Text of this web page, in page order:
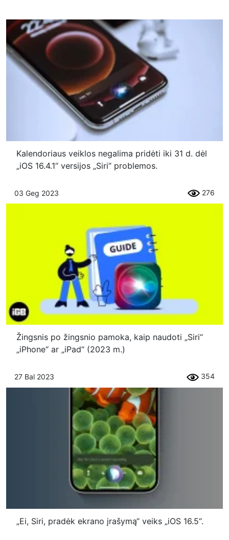
Kalendoriaus veiklos negalima pridėti iki 31 d. dėl
„iOS 16.4.1“ versijos „Siri“ problemos.
03 Geg 2023 276
Žingsnis po žingsnio pamoka, kaip naudoti „Siri“
„iPhone“ ar „iPad“ (2023 m.)
27 Bal 2023 354
„Ei, Siri, pradėk ekrano įrašymą“ veiks „iOS 16.5“.